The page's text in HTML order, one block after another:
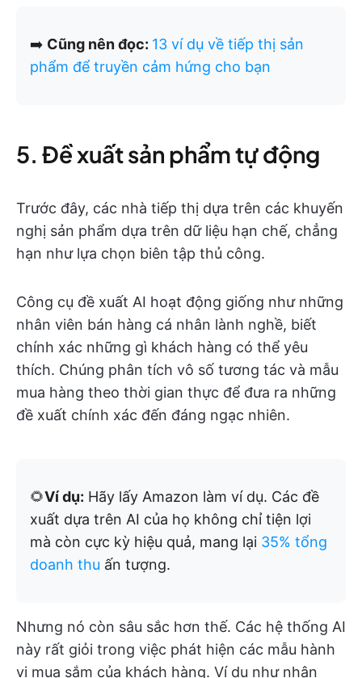
➡️ Cũng nên đọc: 13 ví dụ về tiếp thị sản
phẩm để truyền cảm hứng cho bạn
5. Đề xuất sản phẩm tự động
Trước đây, các nhà tiếp thị dựa trên các khuyến
nghị sản phẩm dựa trên dữ liệu hạn chế, chẳng
hạn như lựa chọn biên tập thủ công.
Công cụ đề xuất AI hoạt động giống như những
nhân viên bán hàng cá nhân lành nghề, biết
chính xác những gì khách hàng có thể yêu
thích. Chúng phân tích vô số tương tác và mẫu
mua hàng theo thời gian thực để đưa ra những
đề xuất chính xác đến đáng ngạc nhiên.
🌻Ví dụ: Hãy lấy Amazon làm ví dụ. Các đề
xuất dựa trên AI của họ không chỉ tiện lợi
mà còn cực kỳ hiệu quả, mang lại 35% tổng
doanh thu ấn tượng.
Nhưng nó còn sâu sắc hơn thế. Các hệ thống AI
này rất giỏi trong việc phát hiện các mẫu hành
vi mua sắm của khách hàng. Ví dụ như nhận